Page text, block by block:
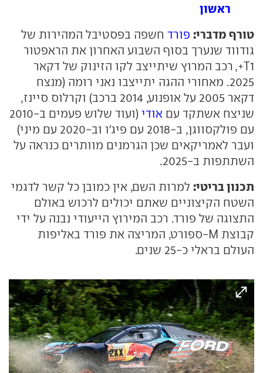
ראשון
טורף מדברי: פורד חשפה בפסטיבל המהירות של
גודווד שנערך בסוף השבוע האחרון את הראפטור
T1+, רכב המרוץ שיתייצב לקו הזינוק של דקאר
2025. מאחורי ההגה יתייצבו נאני רומה (מנצח
דקאר 2005 על אופנוע, 2014 ברכב) וקרלוס סיינז,
שניצח אשתקד עם אודי
(ועוד שלוש פעמים ב-2010
עם פולקסווגן, ב-2018 עם פיג'ו וב-2020 עם מיני)
ועבר לאמריקאים שכן הגרמנים מוותרים כנראה על
השתתפות ב-2025.
תכנון בריטי: למרות השם, אין כמובן כל קשר לדגמי
השטח הקיצוניים שאתם יכולים לרכוש באולם
התצוגה של פורד. רכב המירוץ הייעודי נבנה על ידי
קבוצת M-ספורט, המריצה את פורד באליפות
העולם בראלי כ-25 שנים.